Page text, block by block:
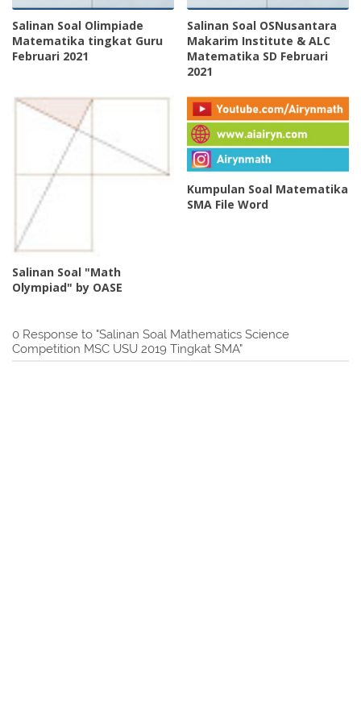
Salinan Soal Olimpiade
Matematika tingkat Guru
Februari 2021
Salinan Soal OSNusantara
Makarim Institute & ALC
Matematika SD Februari
2021
Salinan Soal "Math
Olympiad" by OASE
Kumpulan Soal Matematika
SMA File Word
0 Response to "Salinan Soal Mathematics Science
Competition MSC USU 2019 Tingkat SMA"